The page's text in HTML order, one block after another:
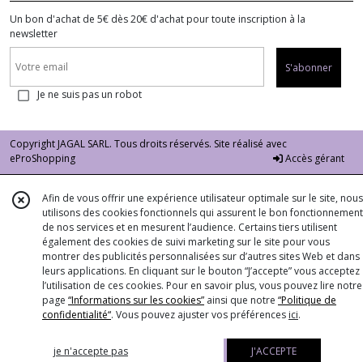
Un bon d'achat de 5€ dès 20€ d'achat pour toute inscription à la
newsletter
S'abonner
Je ne suis pas un robot
Copyright JAGAL SARL. Tous droits réservés. Site réalisé avec
eProShopping
Accès gérant
Afin de vous offrir une expérience utilisateur optimale sur le site, nous
utilisons des cookies fonctionnels qui assurent le bon fonctionnement
de nos services et en mesurent l’audience. Certains tiers utilisent
également des cookies de suivi marketing sur le site pour vous
montrer des publicités personnalisées sur d’autres sites Web et dans
leurs applications. En cliquant sur le bouton “J’accepte” vous acceptez
l’utilisation de ces cookies. Pour en savoir plus, vous pouvez lire notre
page “Informations sur les cookies” ainsi que notre “Politique de
confidentialité“. Vous pouvez ajuster vos préférences ici.
je n'accepte pas J'ACCEPTE